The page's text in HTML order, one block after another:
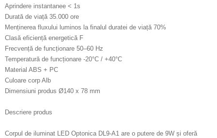
Aprindere instantanee < 1s
Durată de viață 35.000 ore
Menținerea fluxului luminos la finalul duratei de viață 70%
Clasă eficiență energetică F
Frecvență de funcționare 50–60 Hz
Temperatură de funcționare -20°C / +40°C
Material ABS + PC
Culoare corp Alb
Dimensiuni produs Ø140 x 78 mm
Descriere produs
Corpul de iluminat LED Optonica DL9-A1 are o putere de 9W și oferă